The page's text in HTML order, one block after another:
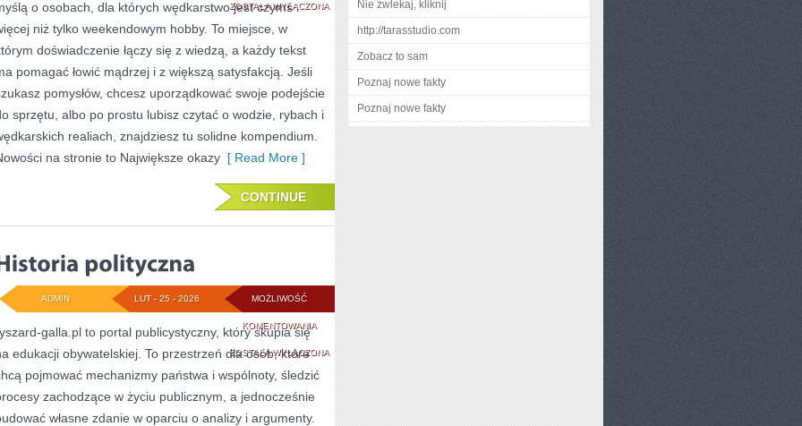
Z
DZIEĆMI
ZOSTAŁA WYŁĄCZONA
o osobach, dla których wędkarstwo jest czymś
niż tylko weekendowym hobby. To miejsce, w
doświadczenie łączy się z wiedzą, a każdy tekst
pomagać łowić mądrzej i z większą satysfakcją. Jeśli
pomysłów, chcesz uporządkować swoje podejście
sprzętu, albo po prostu lubisz czytać o wodzie, rybach i
realiach, znajdziesz tu solidne kompendium.
na stronie to Największe okazy [ Read More ]
CONTINUE
MOŻLIWOŚĆ
KOMENTOWANIAHISTORIA
POLITYCZNA
ZOSTAŁA WYŁĄCZONA
LUT - 25 - 2026
ADMIN
galla.pl to portal publicystyczny, który skupia się
edukacji obywatelskiej. To przestrzeń dla osób, które
pojmować mechanizmy państwa i wspólnoty, śledzić
zachodzące w życiu publicznym, a jednocześnie
własne zdanie w oparciu o analizy i argumenty.
Nie zwlekaj, kliknij
http://tarasstudio.com
Zobacz to sam
Poznaj nowe fakty
Poznaj nowe fakty